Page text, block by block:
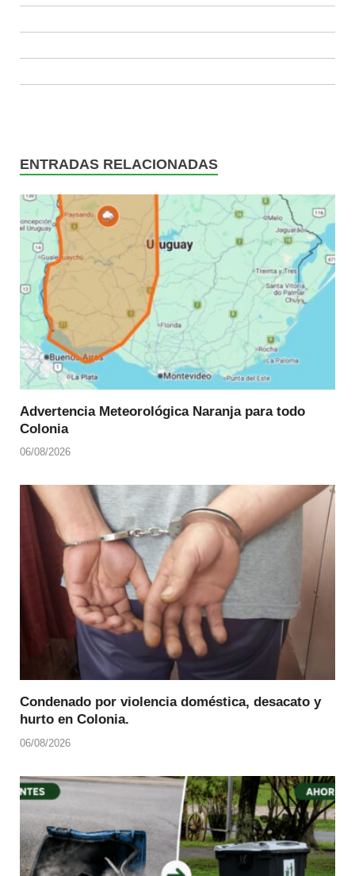
ENTRADAS RELACIONADAS
Advertencia Meteorológica Naranja para todo
Colonia
06/08/2026
Condenado por violencia doméstica, desacato y
hurto en Colonia.
06/08/2026